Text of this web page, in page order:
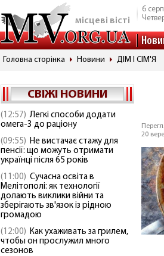
місцеві вісті
6
Головна сторінка Новини ДІМ І СІМ'Я
СВІЖІ НОВИНИ
(12:57) Легкі способи додати
омега-3 до раціону
(09:55) Не вистачає стажу для
пенсії: що можуть отримати
українці після 65 років
(11:00) Сучасна освіта в
Мелітополі: як технології
долають виклики війни та
зберігають зв'язок із рідною
громадою
(12:00) Как ухаживать за грилем,
чтобы он прослужил много
сезонов
20